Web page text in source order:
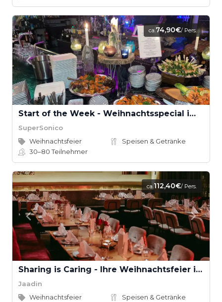
ca.74,90€/ Pers.
Start of the Week - Weihnachtsspecial im SuperSonico
SuperSonico
Weihnachtsfeier
Speisen & Getränke
30–80Teilnehmer
ca.112,40€/ Pers.
Sharing is Caring - Ihre Weihnachtsfeier im Jaadin
Jaadin
Weihnachtsfeier
Speisen & Getränke